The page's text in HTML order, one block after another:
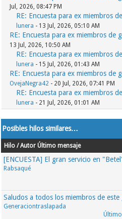
Jul, 2026, 08:47 PM
RE: Encuesta para ex miembros
lunera - 13 Jul, 2026, 05:10 AM
RE: Encuesta para ex miembros de
13 Jul, 2026, 10:50 AM
RE: Encuesta para ex miembros
lunera - 15 Jul, 2026, 01:43 AM
RE: Encuesta para ex miembros de
OvejaNegra42 - 20 Jul, 2026, 07:41 PM
RE: Encuesta para ex miembros
lunera - 21 Jul, 2026, 01:01 AM
Posibles hilos similares…
Hilo / Autor Último mensaje
[ENCUESTA] El gran servicio en
Rabsaqué
Saludos a todos los miembros de este
Generaciontraslapada